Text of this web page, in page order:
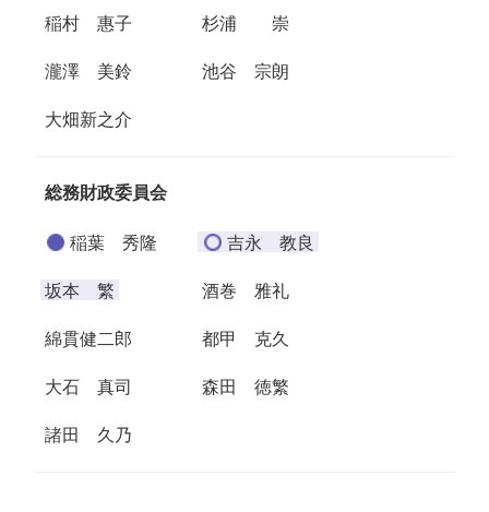
稲村 惠子 杉浦 崇
瀧澤 美鈴 池谷 宗朗
大畑新之介
総務財政委員会
稲葉 秀隆 吉永 教良
坂本 繁 酒巻 雅礼
綿貫健二郎 都甲 克久
大石 真司 森田 徳繁
諸田 久乃